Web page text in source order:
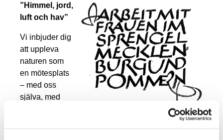
”Himmel, jord,
luft och hav”
Vi inbjuder dig
att uppleva
naturen som
en mötesplats
– med oss
själva, med